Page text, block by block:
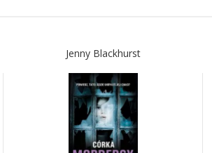
Jenny Blackhurst